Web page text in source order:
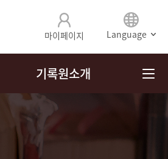
마이페이지 Language
기록원소개